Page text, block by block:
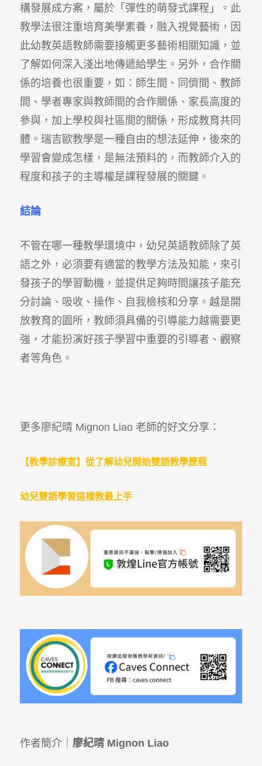
構發展成方案，屬於「彈性的萌發式課程」。此
教學法很注重培育美學素養，融入視覺藝術，因
此幼教英語教師需要接觸更多藝術相關知識，並
了解如何深入淺出地傳遞給學生。另外，合作關
係的培養也很重要，如：師生間、同儕間、教師
間、學者專家與教師間的合作關係、家長高度的
參與，加上學校與社區間的關係，形成教育共同
體。瑞吉歐教學是一種自由的想法延伸，後來的
學習會變成怎樣，是無法預料的，而教師介入的
程度和孩子的主導權是課程發展的關鍵。
結論
不管在哪一種教學環境中，幼兒英語教師除了英
語之外，必須要有適當的教學方法及知能，來引
發孩子的學習動機，並提供足夠時間讓孩子能充
分討論、吸收、操作、自我檢核和分享。越是開
放教育的園所，教師須具備的引導能力越需要更
強，才能扮演好孩子學習中重要的引導者、觀察
者等角色。
更多廖紀晴 Mignon Liao 老師的好文分享：
【教學診療室】從了解幼兒開始雙語教學歷程
幼兒雙語學習這樣教最上手
作者簡介｜ 廖紀晴 Mignon Liao